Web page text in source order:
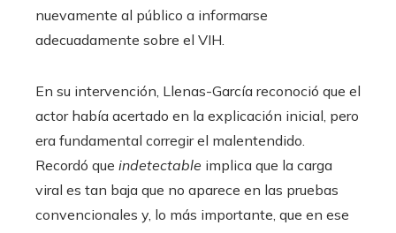
nuevamente al público a informarse
adecuadamente sobre el VIH.
En su intervención, Llenas-García reconoció que el
actor había acertado en la explicación inicial, pero
era fundamental corregir el malentendido.
Recordó que indetectable implica que la carga
viral es tan baja que no aparece en las pruebas
convencionales y, lo más importante, que en ese